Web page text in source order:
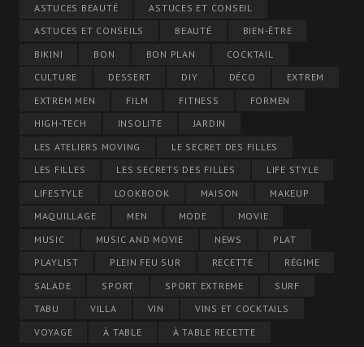
ASTUCES BEAUTÉ
ASTUCES ET CONSEIL
ASTUCES ET CONSEILS
BEAUTÉ
BIEN-ÊTRE
BIKINI
BON BON PLAN
COCKTAIL
CULTURE
DESSERT DIY DÉCO
EXTREM
EXTREM MEN
FILM FITNESS
FORMEN
HIGH-TECH
INSOLITE
JARDIN
LES ATELIERS MOVING
LE SECRET DES FILLES
LES FILLES
LES SECRETS DES FILLES
LIFE STYLE
LIFESTYLE
LOOKBOOK MAISON
MAKEUP
MAQUILLAGE
MEN MODE
MOVIE
MUSIC
MUSIC AND MOVIE NEWS
PLAT
PLAYLIST
PLEIN FEU SUR RECETTE
RÉGIME
SALADE
SPORT SPORT EXTREME
SURF
TABU
VILLA VIN
VINS ET COCKTAILS
VOYAGE
À TABLE À TABLE RECETTE